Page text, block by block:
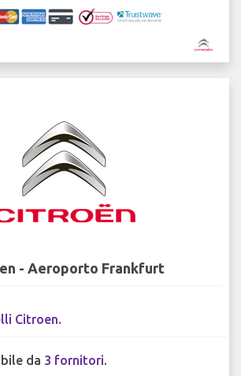
- Aeroporto Frankfurt
Citroen.
da 3 fornitori.